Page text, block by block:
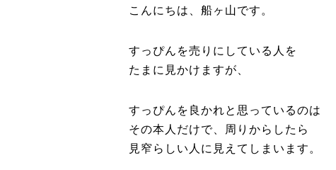
こんにちは、船ヶ山です。
すっぴんを売りにしている人を
たまに見かけますが、
すっぴんを良かれと思っているのは
その本人だけで、周りからしたら
見窄らしい人に見えてしまいます。